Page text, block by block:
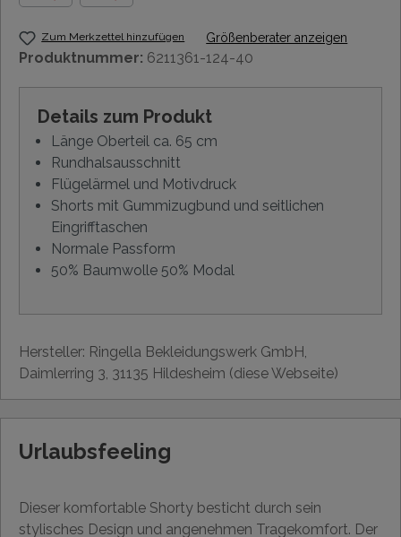
Zum Merkzettel hinzufügen Größenberater anzeigen
Produktnummer: 6211361-124-40
Details zum Produkt
Länge Oberteil ca. 65 cm
Rundhalsausschnitt
Flügelärmel und Motivdruck
Shorts mit Gummizugbund und seitlichen
Eingrifftaschen
Normale Passform
50% Baumwolle 50% Modal
Hersteller: Ringella Bekleidungswerk GmbH,
Daimlerring 3, 31135 Hildesheim (diese Webseite)
Urlaubsfeeling
Dieser komfortable Shorty besticht durch sein
stylisches Design und angenehmen Tragekomfort. Der